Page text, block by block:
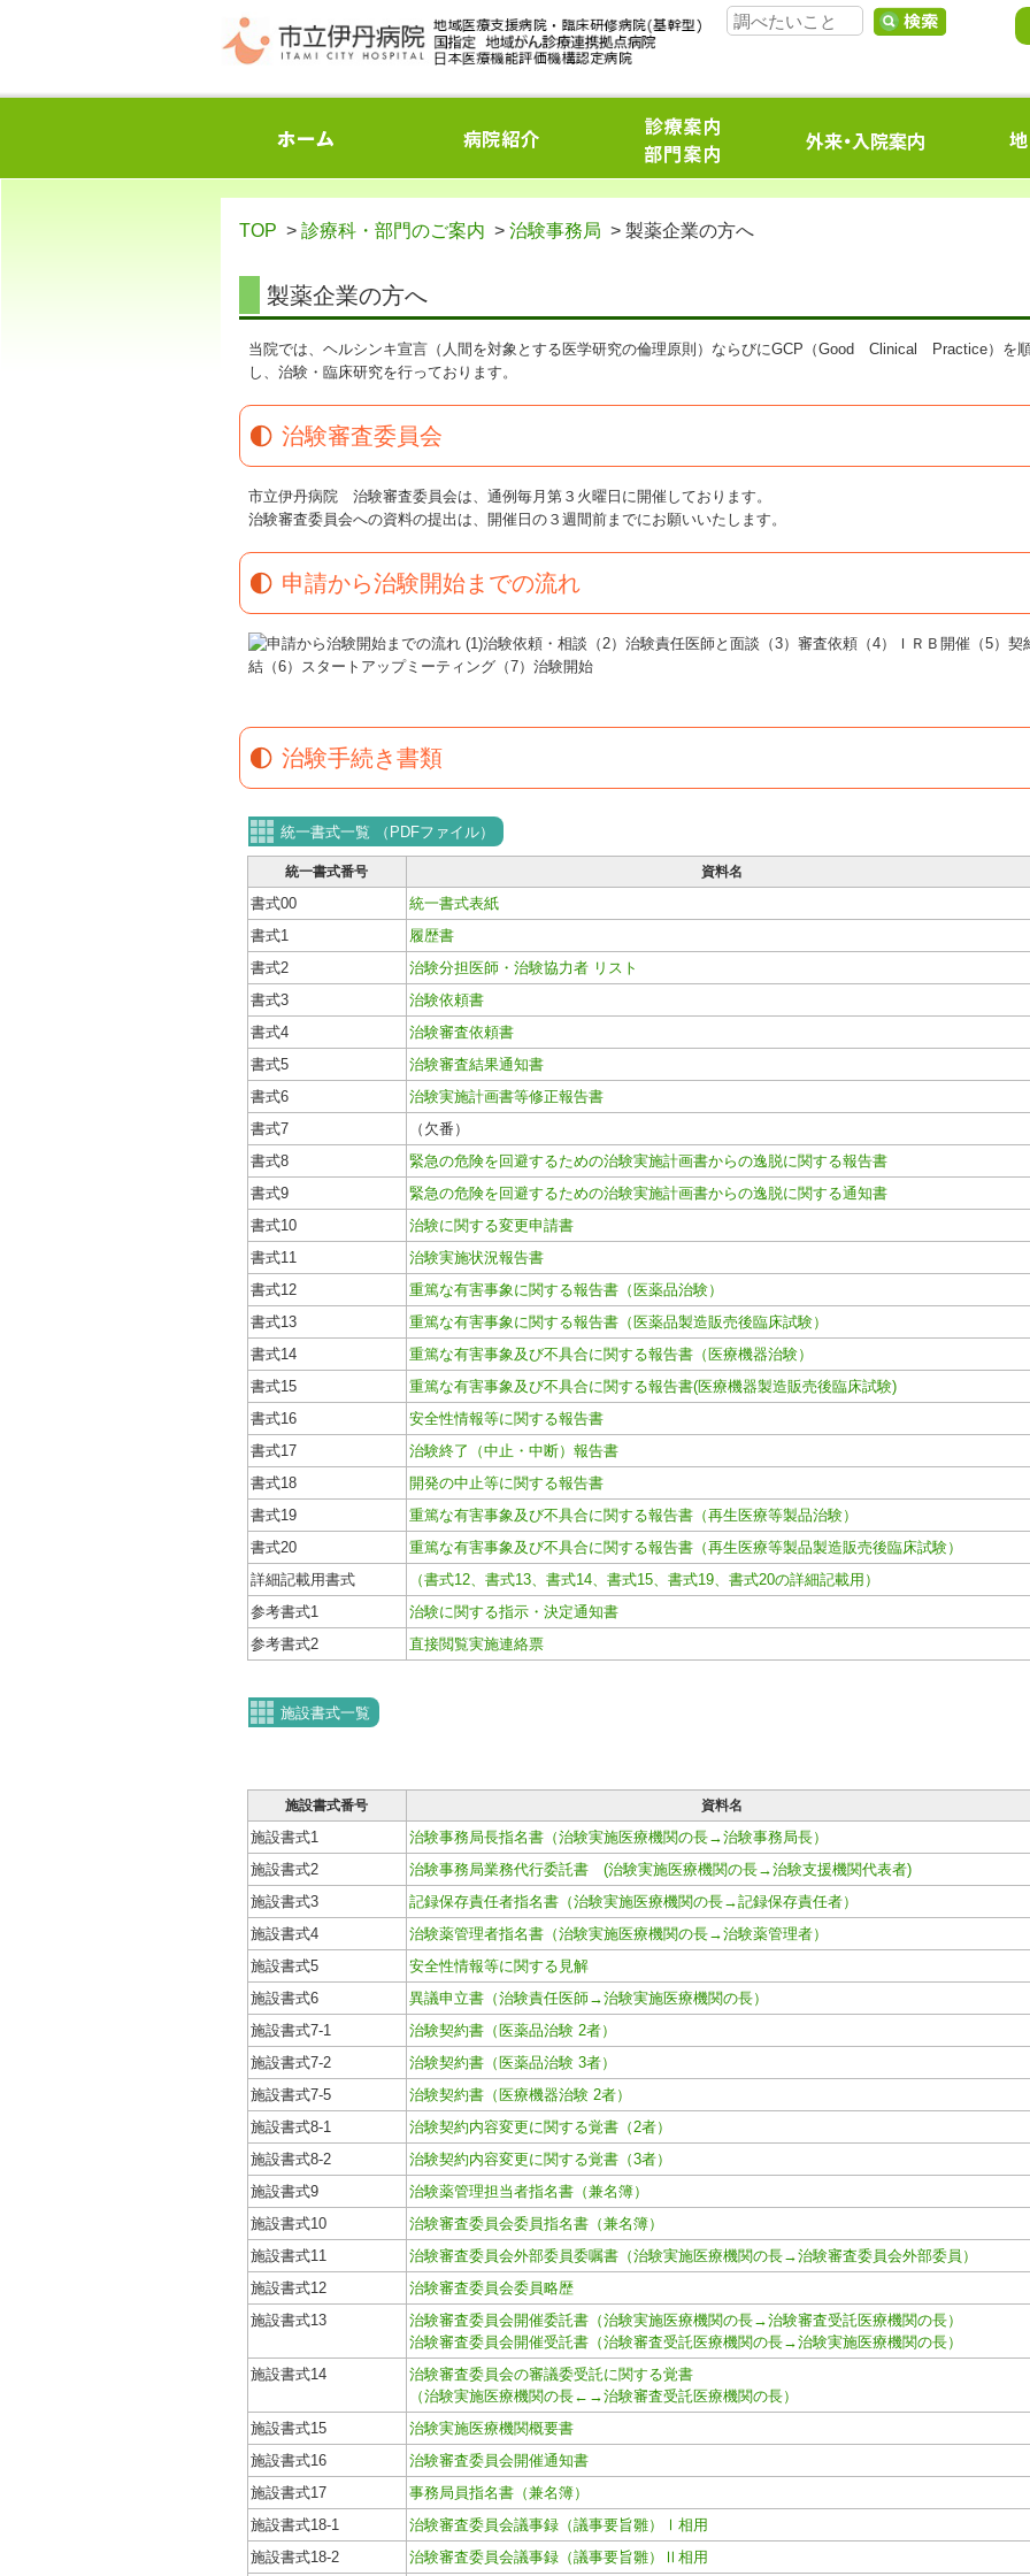
TOP > 診療科・部門のご案内 > 治験事務局 > 製薬企業の方へ
製薬企業の方へ
当院では、ヘルシンキ宣言（人間を対象とする医学研究の倫理原則）ならびにGCP（Good Clinical Practice）を
し、治験・臨床研究を行っております。
治験審査委員会
市立伊丹病院 治験審査委員会は、通例毎月第３火曜日に開催しております。
治験審査委員会への資料の提出は、開催日の３週間前までにお願いいたします。
申請から治験開始までの流れ
治験手続き書類
統一書式一覧 （PDFファイル）
統一書式番号 資料名
書式00
統一書式表紙
書式1
履歴書
書式2
治験分担医師・治験協力者 リスト
書式3
治験依頼書
書式4
治験審査依頼書
書式5
治験審査結果通知書
書式6
治験実施計画書等修正報告書
書式7
（欠番）
書式8
緊急の危険を回避するための治験実施計画書からの逸脱に関する報告書
書式9
緊急の危険を回避するための治験実施計画書からの逸脱に関する通知書
書式10
治験に関する変更申請書
書式11
治験実施状況報告書
書式12
重篤な有害事象に関する報告書（医薬品治験）
書式13
重篤な有害事象に関する報告書（医薬品製造販売後臨床試験）
書式14
重篤な有害事象及び不具合に関する報告書（医療機器治験）
書式15
重篤な有害事象及び不具合に関する報告書(医療機器製造販売後臨床試験)
書式16
安全性情報等に関する報告書
書式17
治験終了（中止・中断）報告書
書式18
開発の中止等に関する報告書
書式19
重篤な有害事象及び不具合に関する報告書（再生医療等製品治験）
書式20
重篤な有害事象及び不具合に関する報告書（再生医療等製品製造販売後臨床試験）
詳細記載用書式
（書式12、書式13、書式14、書式15、書式19、書式20の詳細記載用）
参考書式1
治験に関する指示・決定通知書
参考書式2
直接閲覧実施連絡票
施設書式一覧
施設書式番号 資料名
施設書式1
治験事務局長指名書（治験実施医療機関の長→治験事務局長）
施設書式2
治験事務局業務代行委託書 (治験実施医療機関の長→治験支援機関代表者)
施設書式3
記録保存責任者指名書（治験実施医療機関の長→記録保存責任者）
施設書式4
治験薬管理者指名書（治験実施医療機関の長→治験薬管理者）
施設書式5
安全性情報等に関する見解
施設書式6
異議申立書（治験責任医師→治験実施医療機関の長）
施設書式7-1
治験契約書（医薬品治験 2者）
施設書式7-2
治験契約書（医薬品治験 3者）
施設書式7-5
治験契約書（医療機器治験 2者）
施設書式8-1
治験契約内容変更に関する覚書（2者）
施設書式8-2
治験契約内容変更に関する覚書（3者）
施設書式9
治験薬管理担当者指名書（兼名簿）
施設書式10
治験審査委員会委員指名書（兼名簿）
施設書式11
治験審査委員会外部委員委嘱書（治験実施医療機関の長→治験審査委員会外部委員）
施設書式12
治験審査委員会委員略歴
施設書式13
治験審査委員会開催委託書（治験実施医療機関の長→治験審査受託医療機関の長）
治験審査委員会開催受託書（治験審査受託医療機関の長→治験実施医療機関の長）
施設書式14
治験審査委員会の審議委受託に関する覚書
（治験実施医療機関の長←→治験審査受託医療機関の長）
施設書式15
治験実施医療機関概要書
施設書式16
治験審査委員会開催通知書
施設書式17
事務局員指名書（兼名簿）
施設書式18-1
治験審査委員会議事録（議事要旨雛）Ⅰ相用
施設書式18-2
治験審査委員会議事録（議事要旨雛）Ⅱ相用